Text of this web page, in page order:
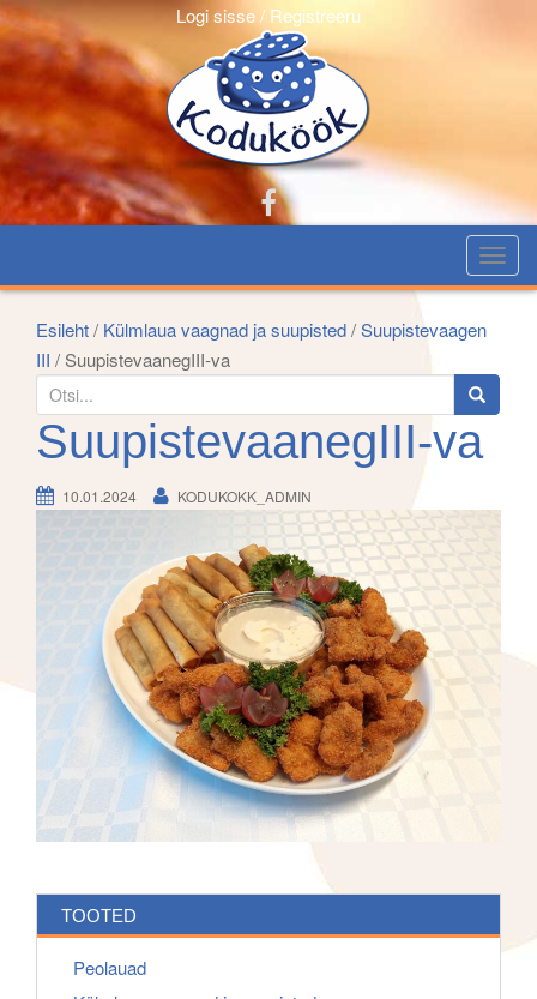
Logi sisse / Registreeru
T
o
l
e
Esileht/ Külmlaua vaagnad ja suupisted/Suupistevaagen
III / SuupistevaanegIII-va
e
a
c
SuupistevaanegIII-va
10.01.2024 KODUKOKK_ADMIN
TOOTED
Peolauad